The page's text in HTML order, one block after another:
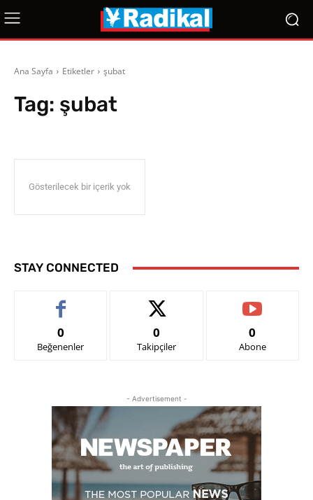
Ana Sayfa Etiketler şubat
Tag: şubat
Gösterilecek bir içerik yok
STAY CONNECTED
0
Beğenenler
0
Takipçiler
0
Abone
- Advertisement -